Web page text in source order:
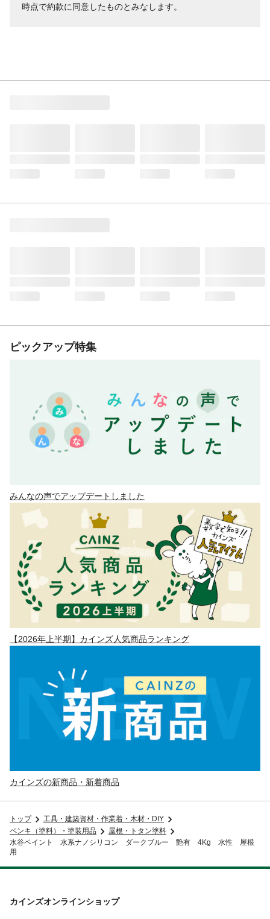
時点で約款に同意したものとみなします。
ピックアップ特集
みんなの声でアップデートしました
【2026年上半期】カインズ人気商品ランキング
カインズの新商品・新着商品
トップ
工具・建築資材・作業着・木材・DIY
ペンキ（塗料）・塗装用品
屋根・トタン塗料
水谷ペイント 水系ナノシリコン ダークブルー 艶有 4Kg 水性 屋根
用
カインズオンラインショップ